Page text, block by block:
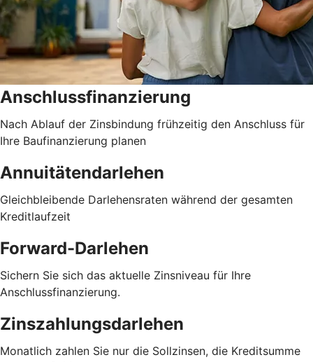
Anschlussfinanzierung
Nach Ablauf der Zinsbindung frühzeitig den Anschluss für
Ihre Baufinanzierung planen
Annuitätendarlehen
Gleichbleibende Darlehensraten während der gesamten
Kreditlaufzeit
Forward-Darlehen
Sichern Sie sich das aktuelle Zinsniveau für Ihre
Anschlussfinanzierung.
Zinszahlungsdarlehen
Monatlich zahlen Sie nur die Sollzinsen, die Kreditsumme